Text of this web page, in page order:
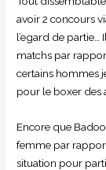
avoir 2 concours
l’egard de partie…
matchs par
certains hommes
pour le boxer des
Encore que
femme par
situation pour